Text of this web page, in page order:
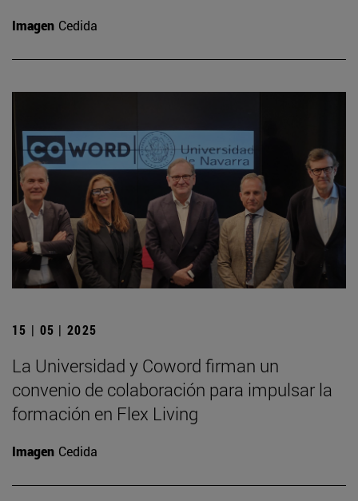
Imagen Cedida
15 | 05 | 2025
La Universidad y Coword firman un
convenio de colaboración para impulsar la
formación en Flex Living
Imagen Cedida